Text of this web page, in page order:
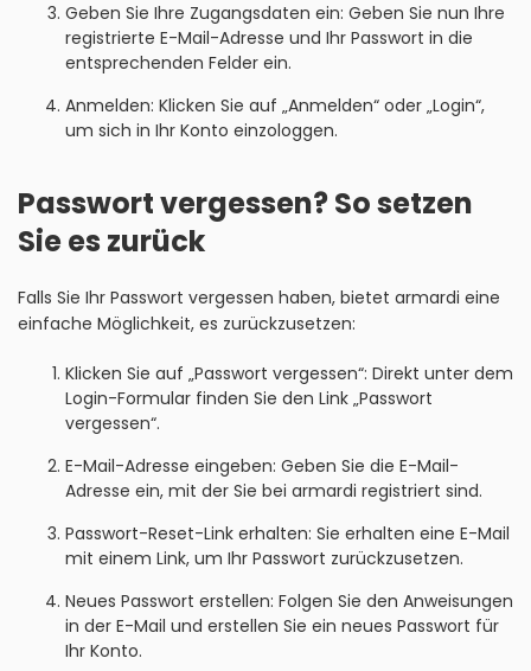
Geben Sie Ihre Zugangsdaten ein: Geben Sie nun Ihre
registrierte E-Mail-Adresse und Ihr Passwort in die
entsprechenden Felder ein.
Anmelden: Klicken Sie auf „Anmelden“ oder „Login“,
um sich in Ihr Konto einzologgen.
Passwort vergessen? So setzen
Sie es zurück
Falls Sie Ihr Passwort vergessen haben, bietet armardi eine
einfache Möglichkeit, es zurückzusetzen:
Klicken Sie auf „Passwort vergessen“: Direkt unter dem
Login-Formular finden Sie den Link „Passwort
vergessen“.
E-Mail-Adresse eingeben: Geben Sie die E-Mail-
Adresse ein, mit der Sie bei armardi registriert sind.
Passwort-Reset-Link erhalten: Sie erhalten eine E-Mail
mit einem Link, um Ihr Passwort zurückzusetzen.
Neues Passwort erstellen: Folgen Sie den Anweisungen
in der E-Mail und erstellen Sie ein neues Passwort für
Ihr Konto.